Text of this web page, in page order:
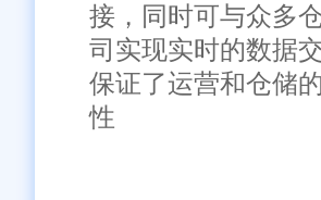
接，同时可与众多
司实现实时的数据
保证了运营和仓储
性